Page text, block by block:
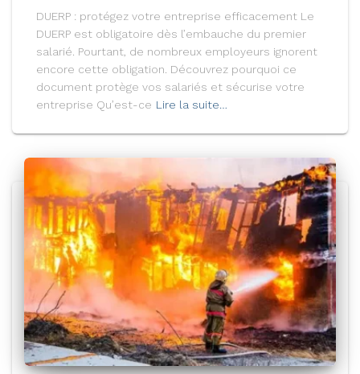
DUERP : protégez votre entreprise efficacement Le
DUERP est obligatoire dès l’embauche du premier
salarié. Pourtant, de nombreux employeurs ignorent
encore cette obligation. Découvrez pourquoi ce
document protège vos salariés et sécurise votre
entreprise Qu’est-ce Lire la suite…